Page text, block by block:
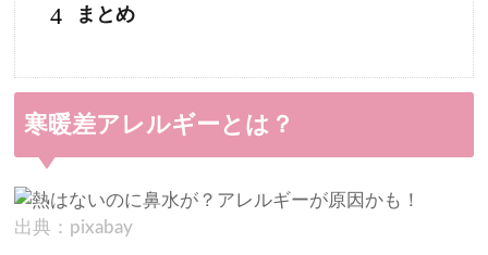
4 まとめ
寒暖差アレルギーとは？
出典：pixabay